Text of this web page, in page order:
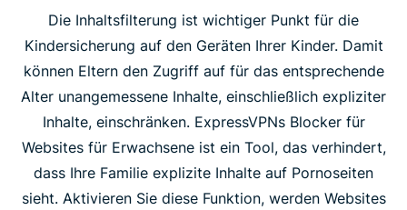
Wie funktioniert ExpressVPNs Blocker für nicht
jugendfreie Websites?
Häufig gestellte Fragen
Die Inhaltsfilterung ist wichtiger Punkt für die
Kindersicherung auf den Geräten Ihrer Kinder. Damit
können Eltern den Zugriff auf für das entsprechende
Alter unangemessene Inhalte, einschließlich expliziter
Inhalte, einschränken. ExpressVPNs Blocker für
Websites für Erwachsene ist ein Tool, das verhindert,
dass Ihre Familie explizite Inhalte auf Pornoseiten
sieht. Aktivieren Sie diese Funktion, werden Websites